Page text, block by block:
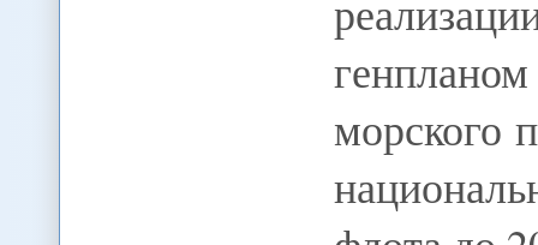
морского